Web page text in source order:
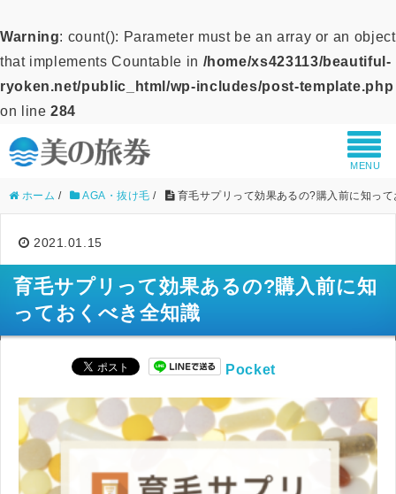
Warning: count(): Parameter must be an array or an object
that implements Countable in /home/xs423113/beautiful-
ryoken.net/public_html/wp-includes/post-template.php
on line284
MENU
ホーム / AGA・抜け毛 / 育毛サプリって効果あるの?購入前に知っ
2021.01.15
育毛サプリって効果あるの?購入前に知
っておくべき全知識
Pocket